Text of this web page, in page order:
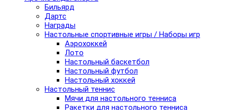
Бильярд
Дартс
Награды
Настольные спортивные игры / Наборы игр
Аэрохоккей
Лото
Настольный баскетбол
Настольный футбол
Настольный хоккей
Настольный теннис
Мячи для настольного тенниса
Ракетки для настольного тенниса